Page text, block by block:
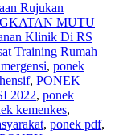
Rujukan
MUTU
Klinik Di RS
Training Rumah
, ponek
, PONEK
2022, ponek
kemenkes,
, ponek pdf,